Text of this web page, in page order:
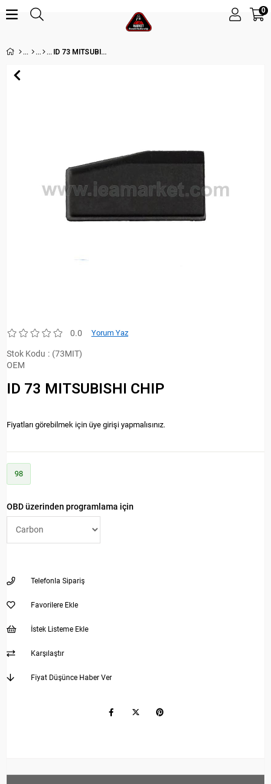
0
ID 73 MITSUBISHI CHIP
0.0 Yorum Yaz
Stok Kodu
(73MIT)
OEM
ID 73 MITSUBISHI CHIP
Fiyatları görebilmek için üye girişi yapmalısınız.
98
OBD üzerinden programlama için
Telefonla Sipariş
Favorilere Ekle
İstek Listeme Ekle
Karşılaştır
Fiyat Düşünce Haber Ver